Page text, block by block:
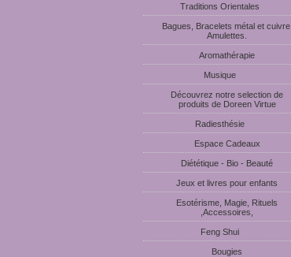
Traditions Orientales
Bagues, Bracelets métal et cuivre,
Amulettes.
Aromathérapie
Musique
Découvrez notre selection de
produits de Doreen Virtue
Radiesthésie
Espace Cadeaux
Diététique - Bio - Beauté
Jeux et livres pour enfants
Esotérisme, Magie, Rituels
,Accessoires,
Feng Shui
Bougies